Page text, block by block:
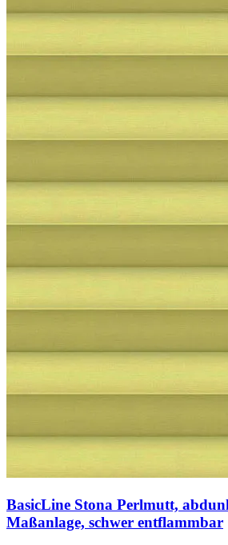
BasicLine Stona Perlmutt,
Maßanlage, schwer entflammbar